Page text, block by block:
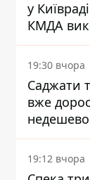
у
КМДА
стійкості
19:30 вчора
Саджати
вже
Ніконов
19:12 вчора